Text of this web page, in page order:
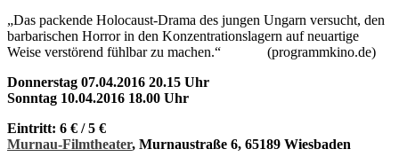
„Das packende Holocaust-Drama des jungen Ungarn versucht, den
barbarischen Horror in den Konzentrationslagern auf neuartige
Weise verstörend fühlbar zu machen.“ (programmkino.de)
Donnerstag 07.04.2016 20.15 Uhr
Sonntag 10.04.2016 18.00 Uhr
Eintritt: 6 € / 5 €
Murnau-Filmtheater, Murnaustraße 6, 65189 Wiesbaden